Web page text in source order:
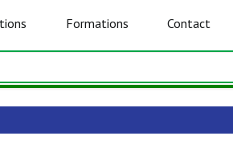
Formations Contact